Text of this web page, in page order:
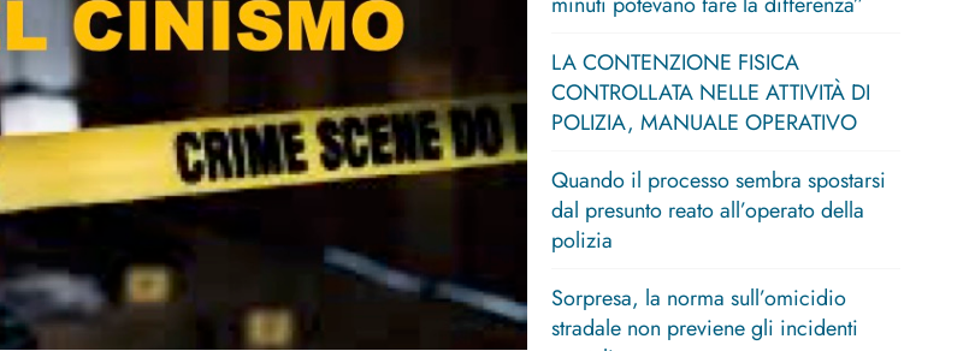
LA CONTENZIONE FISICA
CONTROLLATA NELLE ATTIVITÀ DI
POLIZIA, MANUALE OPERATIVO
Quando il processo sembra spostarsi
dal presunto reato all’operato della
polizia
Sorpresa, la norma sull’omicidio
stradale non previene gli incidenti